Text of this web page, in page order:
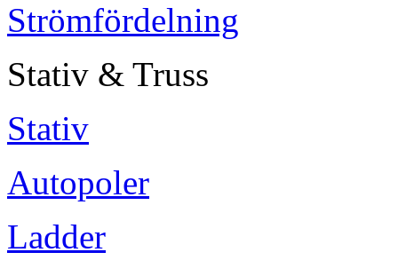
Strömfördelning
Stativ & Truss
Stativ
Autopoler
Ladder